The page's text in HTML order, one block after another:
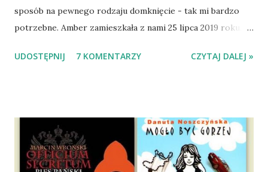
sposób na pewnego rodzaju domknięcie - tak mi bardzo
potrzebne. Amber zamieszkała z nami 25 lipca 2019 roku.
Mazowieckim, pojechaliśmy na wizytę zapoznawczą, a kilka
wspólnego życia przeczytacie TUTAJ i TUTAJ . Gdy już
nieco okrzepliśmy w codzienności z psem, a Amber - z
ludźmi i kotami, pojawił się pomysł na wspólny jesienny
UDOSTĘPNIJ 7 KOMENTARZY CZYTAJ DALEJ »